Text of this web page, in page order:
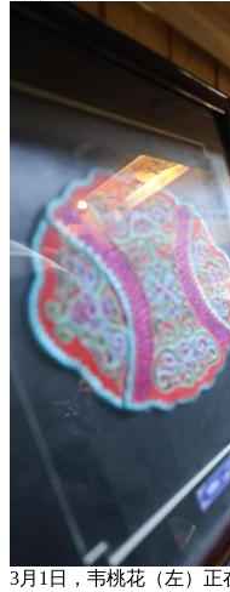
3月1日，韦桃花（左）